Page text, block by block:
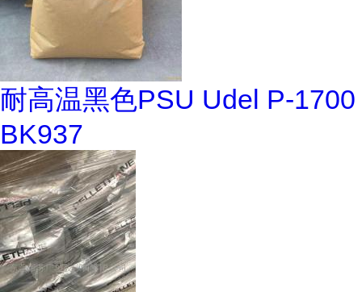
耐高温黑色PSU Udel P-1700
BK937